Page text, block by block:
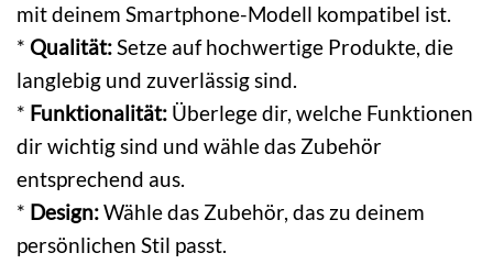
mit deinem Smartphone-Modell kompatibel ist.
* Qualität:Setze auf hochwertige Produkte, die
langlebig und zuverlässig sind.
* Funktionalität: Überlege dir, welche Funktionen
dir wichtig sind und wähle das Zubehör
entsprechend aus.
* Design:Wähle das Zubehör, das zu deinem
persönlichen Stil passt.